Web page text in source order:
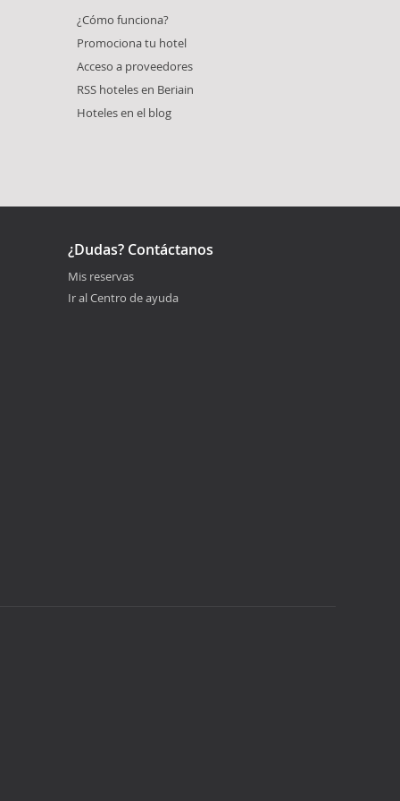
¿Cómo funciona?
Promociona tu hotel
Acceso a proveedores
RSS hoteles en Beriain
Hoteles en el blog
¿Dudas? Contáctanos
Mis reservas
Ir al Centro de ayuda